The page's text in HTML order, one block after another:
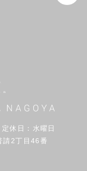
休日：水曜日
2丁目46番